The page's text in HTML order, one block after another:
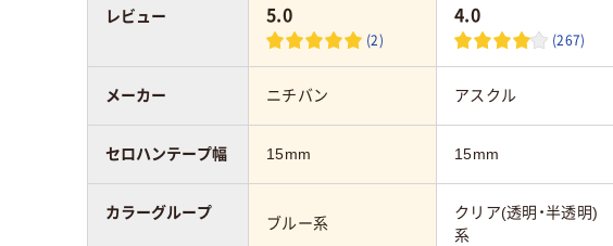
5.0
(2)
4.0
(267)
ニチバン アスクル
15mm 15mm
ブルー系
クリア(透明・半透明)
系
レビュー
メーカー
セロハンテープ幅
カラーグループ